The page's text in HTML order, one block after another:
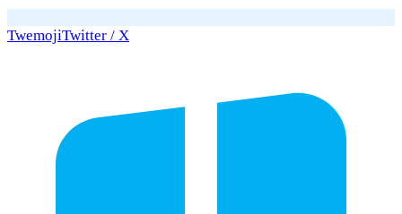
TwemojiTwitter / X